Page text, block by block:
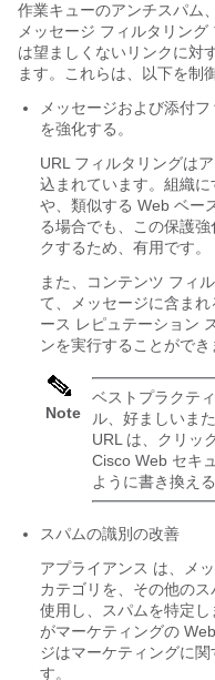
作業キューのアンチスパム
メッセージ フィルタリン
は望ましくないリンクに対
ます。これらは、以下を制
メッセージおよび添付
を強化する。
URL フィルタリングは
込まれています。組織
や、類似する Web ベー
る場合でも、この保護
クするため、有用です。
また、コンテンツ フィ
て、メッセージに含ま
ース レピュテーション
ンを実行することができ
Note
ベストプラクテ
ル、好ましいま
URL は、クリッ
Cisco Web セキ
ように書き換え
スパムの識別の改善
アプライアンス は、メ
カテゴリを、その他の
使用し、スパムを特定
がマーケティングの
ジはマーケティングに
す。